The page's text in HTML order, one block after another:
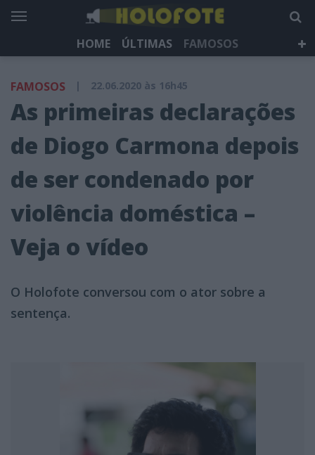
HOME ÚLTIMAS
FAMOSOS
HOLOFOTE TV
NEWSLETTER
FAMOSOS | 22.06.2020 às 16h45
As primeiras declarações
de Diogo Carmona depois
de ser condenado por
violência doméstica –
Veja o vídeo
O Holofote conversou com o ator sobre a
sentença.